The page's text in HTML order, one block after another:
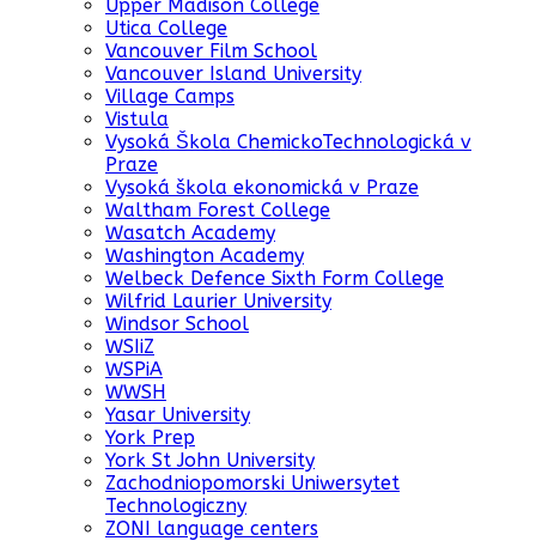
Upper Madison College
Utica College
Vancouver Film School
Vancouver Island University
Village Camps
Vistula
Vysoká Škola ChemickoTechnologická v
Praze
Vysoká škola ekonomická v Praze
Waltham Forest College
Wasatch Academy
Washington Academy
Welbeck Defence Sixth Form College
Wilfrid Laurier University
Windsor School
WSIiZ
WSPiA
WWSH
Yasar University
York Prep
York St John University
Zachodniopomorski Uniwersytet
Technologiczny
ZONI language centers